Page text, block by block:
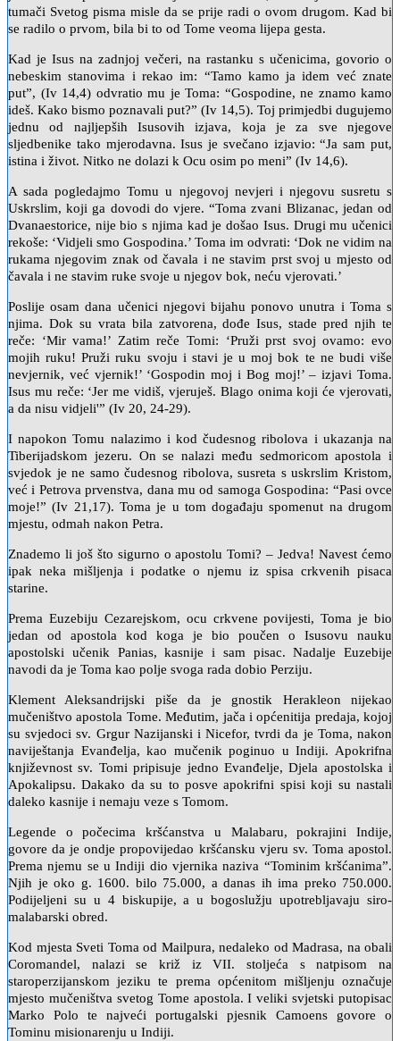
tumači Svetog pisma misle da se prije radi o ovom drugom. Kad bi
se radilo o prvom, bila bi to od Tome veoma lijepa gesta.
Kad je Isus na zadnjoj večeri, na rastanku s učenicima, govorio o
nebeskim stanovima i rekao im: “Tamo kamo ja idem već znate
put”, (Iv 14,4) odvratio mu je Toma: “Gospodine, ne znamo kamo
ideš. Kako bismo poznavali put?” (Iv 14,5). Toj primjedbi dugujemo
jednu od najljepših Isusovih izjava, koja je za sve njegove
sljedbenike tako mjerodavna. Isus je svečano izjavio: “Ja sam put,
istina i život. Nitko ne dolazi k Ocu osim po meni” (Iv 14,6).
A sada pogledajmo Tomu u njegovoj nevjeri i njegovu susretu s
Uskrslim, koji ga dovodi do vjere. “Toma zvani Blizanac, jedan od
Dvanaestorice, nije bio s njima kad je došao Isus. Drugi mu učenici
rekoše: ‘Vidjeli smo Gospodina.’ Toma im odvrati: ‘Dok ne vidim na
rukama njegovim znak od čavala i ne stavim prst svoj u mjesto od
čavala i ne stavim ruke svoje u njegov bok, neću vjerovati.’
Poslije osam dana učenici njegovi bijahu ponovo unutra i Toma s
njima. Dok su vrata bila zatvorena, dođe Isus, stade pred njih te
reče: ‘Mir vama!’ Zatim reče Tomi: ‘Pruži prst svoj ovamo: evo
mojih ruku! Pruži ruku svoju i stavi je u moj bok te ne budi više
nevjernik, već vjernik!’ ‘Gospodin moj i Bog moj!’ – izjavi Toma.
Isus mu reče: ‘Jer me vidiš, vjeruješ. Blago onima koji će vjerovati,
a da nisu vidjeli'” (Iv 20, 24-29).
I napokon Tomu nalazimo i kod čudesnog ribolova i ukazanja na
Tiberijadskom jezeru. On se nalazi među sedmoricom apostola i
svjedok je ne samo čudesnog ribolova, susreta s uskrslim Kristom,
već i Petrova prvenstva, dana mu od samoga Gospodina: “Pasi ovce
moje!” (Iv 21,17). Toma je u tom događaju spomenut na drugom
mjestu, odmah nakon Petra.
Znademo li još što sigurno o apostolu Tomi? – Jedva! Navest ćemo
ipak neka mišljenja i podatke o njemu iz spisa crkvenih pisaca
starine.
Prema Euzebiju Cezarejskom, ocu crkvene povijesti, Toma je bio
jedan od apostola kod koga je bio poučen o Isusovu nauku
apostolski učenik Panias, kasnije i sam pisac. Nadalje Euzebije
navodi da je Toma kao polje svoga rada dobio Perziju.
Klement Aleksandrijski piše da je gnostik Herakleon nijekao
mučeništvo apostola Tome. Međutim, jača i općenitija predaja, kojoj
su svjedoci sv. Grgur Nazijanski i Nicefor, tvrdi da je Toma, nakon
naviještanja Evanđelja, kao mučenik poginuo u Indiji. Apokrifna
književnost sv. Tomi pripisuje jedno Evanđelje, Djela apostolska i
Apokalipsu. Dakako da su to posve apokrifni spisi koji su nastali
daleko kasnije i nemaju veze s Tomom.
Legende o počecima kršćanstva u Malabaru, pokrajini Indije,
govore da je ondje propovijedao kršćansku vjeru sv. Toma apostol.
Prema njemu se u Indiji dio vjernika naziva “Tominim kršćanima”.
Njih je oko g. 1600. bilo 75.000, a danas ih ima preko 750.000.
Podijeljeni su u 4 biskupije, a u bogoslužju upotrebljavaju siro-
malabarski obred.
Kod mjesta Sveti Toma od Mailpura, nedaleko od Madrasa, na obali
Coromandel, nalazi se križ iz VII. stoljeća s natpisom na
staroperzijanskom jeziku te prema općenitom mišljenju označuje
mjesto mučeništva svetog Tome apostola. I veliki svjetski putopisac
Marko Polo te najveći portugalski pjesnik Camoens govore o
Tominu misionarenju u Indiji.